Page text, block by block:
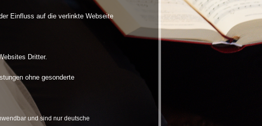
Einfluss auf die verlinkte Webseite
Dritter.
ohne gesonderte
und sind nur deutsche